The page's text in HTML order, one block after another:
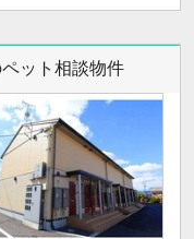
ット相談物件